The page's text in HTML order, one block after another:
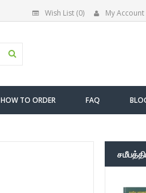
Wish List (0) My Account
HOW TO ORDER FAQ